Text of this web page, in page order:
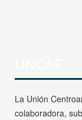
La Unión
colaboradora,